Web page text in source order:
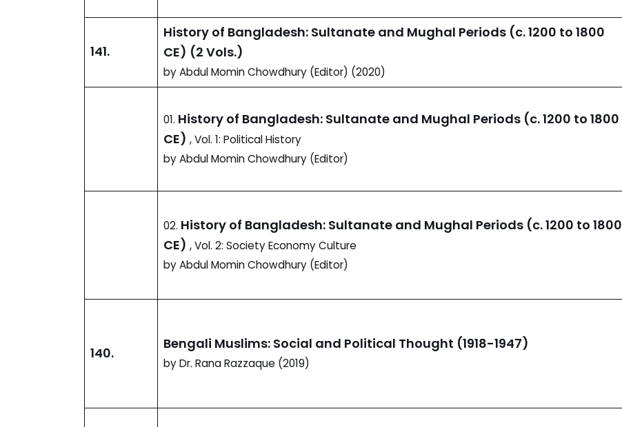
141.
History of Bangladesh: Sultanate and Mughal Periods (c. 1200 to 1800
CE) (2 Vols.)
by Abdul Momin Chowdhury (Editor) (2020)
01. History of Bangladesh: Sultanate and Mughal Periods (c. 1200 to 1800
CE) , Vol. 1: Political History
by Abdul Momin Chowdhury (Editor)
02. History of Bangladesh: Sultanate and Mughal Periods (c. 1200 to 1800
CE) , Vol. 2: Society Economy Culture
by Abdul Momin Chowdhury (Editor)
140.
Bengali Muslims: Social and Political Thought (1918-1947)
by Dr. Rana Razzaque (2019)